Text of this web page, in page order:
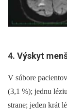
4. Výskyt
V súbore
(3,1 %); jednu
strane; jeden krát